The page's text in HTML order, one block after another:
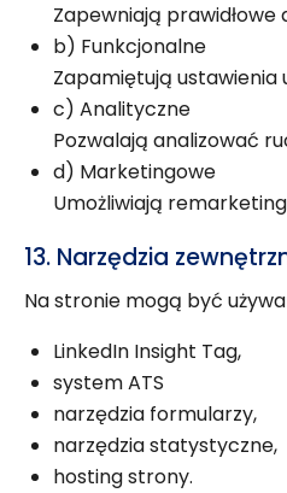
Zapewniają prawidłowe
b) Funkcjonalne
Zapamiętują ustawienia
c) Analityczne
Pozwalają analizować
d) Marketingowe
Umożliwiają
13. Narzędzia
Na stronie mogą być
LinkedIn Insight Tag,
system ATS
narzędzia formularzy,
narzędzia statystyczne,
hosting strony.